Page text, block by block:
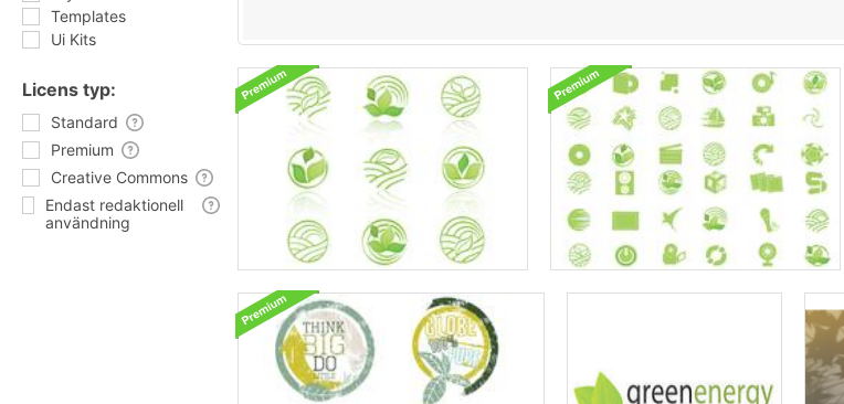
Templates
Ui Kits
Licens typ:
Standard
Premium
Creative Commons
Endast redaktionell
användning